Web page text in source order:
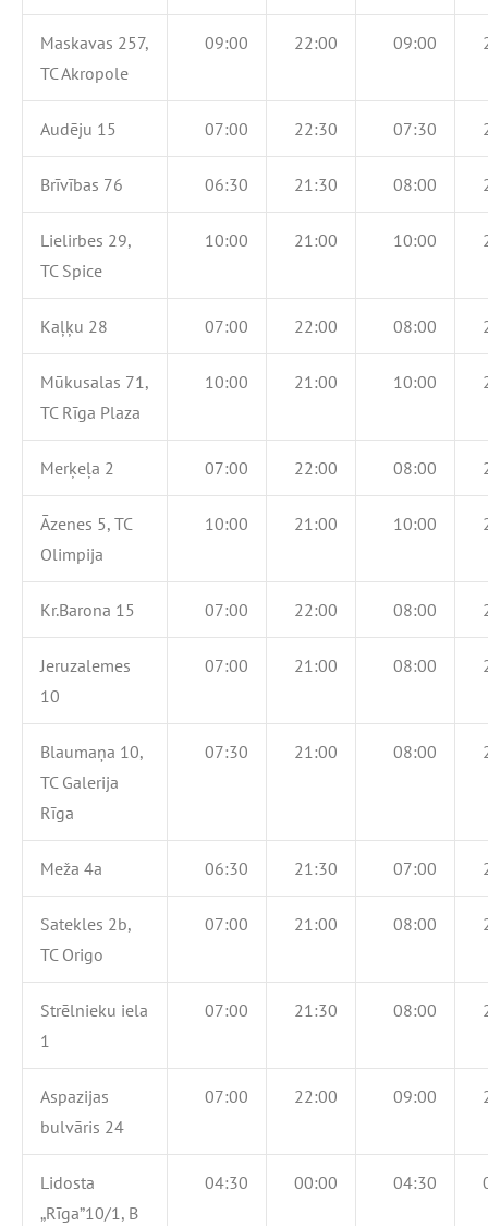
Maskavas 257,
TC Akropole
09:00 22:00 09:00
Audēju 15 07:00 22:30 07:30
Brīvības 76 06:30 21:30 08:00
Lielirbes 29,
TC Spice
10:00 21:00 10:00
Kaļķu 28 07:00 22:00 08:00
Mūkusalas 71,
TC Rīga Plaza
10:00 21:00 10:00
Merķeļa 2 07:00 22:00 08:00
Āzenes 5, TC
Olimpija
10:00 21:00 10:00
Kr.Barona 15 07:00 22:00 08:00
Jeruzalemes
10
07:00 21:00 08:00
Blaumaņa 10,
TC Galerija
Rīga
07:30 21:00 08:00
Meža 4a 06:30 21:30 07:00
Satekles 2b,
TC Origo
07:00 21:00 08:00
Strēlnieku iela
1
07:00 21:30 08:00
Aspazijas
bulvāris 24
07:00 22:00 09:00
Lidosta
„Rīga”10/1, B
04:30 00:00 04:30